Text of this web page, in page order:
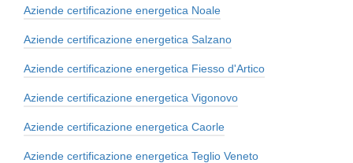
Aziende certificazione energetica Noale
Aziende certificazione energetica Salzano
Aziende certificazione energetica Fiesso d'Artico
Aziende certificazione energetica Vigonovo
Aziende certificazione energetica Caorle
Aziende certificazione energetica Teglio Veneto